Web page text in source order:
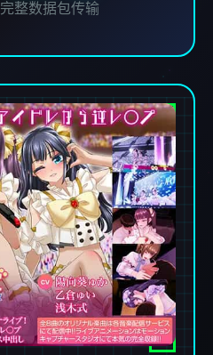
完整数据包传输